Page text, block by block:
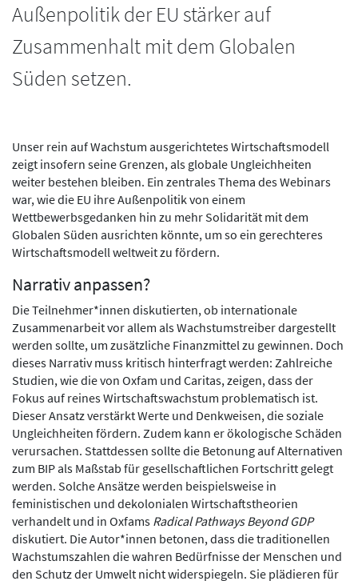
Außenpolitik der EU stärker auf
Zusammenhalt mit dem Globalen
Süden setzen.
Unser rein auf Wachstum ausgerichtetes Wirtschaftsmodell
zeigt insofern seine Grenzen, als globale Ungleichheiten
weiter bestehen bleiben. Ein zentrales Thema des Webinars
war, wie die EU ihre Außenpolitik von einem
Wettbewerbsgedanken hin zu mehr Solidarität mit dem
Globalen Süden ausrichten könnte, um so ein gerechteres
Wirtschaftsmodell weltweit zu fördern.
Narrativ anpassen?
Die Teilnehmer*innen diskutierten, ob internationale
Zusammenarbeit vor allem als Wachstumstreiber dargestellt
werden sollte, um zusätzliche Finanzmittel zu gewinnen. Doch
dieses Narrativ muss kritisch hinterfragt werden: Zahlreiche
Studien, wie die von Oxfam und Caritas, zeigen, dass der
Fokus auf reines Wirtschaftswachstum problematisch ist.
Dieser Ansatz verstärkt Werte und Denkweisen, die soziale
Ungleichheiten fördern. Zudem kann er ökologische Schäden
verursachen. Stattdessen sollte die Betonung auf Alternativen
zum BIP als Maßstab für gesellschaftlichen Fortschritt gelegt
werden. Solche Ansätze werden beispielsweise in
feministischen und dekolonialen Wirtschaftstheorien
verhandelt und in Oxfams Radical Pathways Beyond GDP
diskutiert. Die Autor*innen betonen, dass die traditionellen
Wachstumszahlen die wahren Bedürfnisse der Menschen und
den Schutz der Umwelt nicht widerspiegeln. Sie plädieren für